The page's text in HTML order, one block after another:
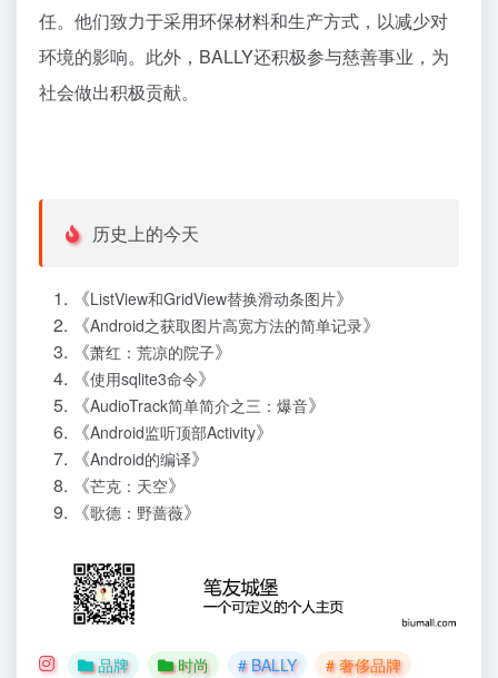
任。他们致力于采用环保材料和生产方式，以减少对
环境的影响。此外，BALLY还积极参与慈善事业，为
社会做出积极贡献。
历史上的今天
《ListView和GridView替换滑动条图片》
《Android之获取图片高宽方法的简单记录》
《萧红：荒凉的院子》
《使用sqlite3命令》
《AudioTrack简单简介之三：爆音》
《Android监听顶部Activity》
《Android的编译》
《芒克：天空》
《歌德：野蔷薇》
品牌 时尚 # BALLY
# 奢侈品牌